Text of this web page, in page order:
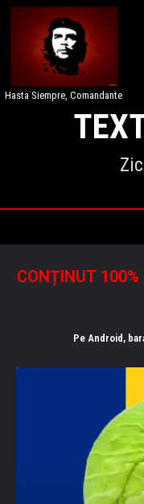
Hasta Siempre, Comandante
CONȚINUT
Pe Android,